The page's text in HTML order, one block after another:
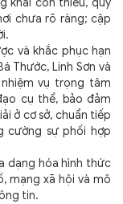
khai còn thiếu, quy
chưa rõ ràng; cập
và khắc phục hạn
Thước, Linh Sơn và
vụ trọng tâm
cụ thể, bảo đảm
ở cơ sở, chuẩn tiếp
cường sự phối hợp
hóa hình thức
mạng xã hội và mô
tin.